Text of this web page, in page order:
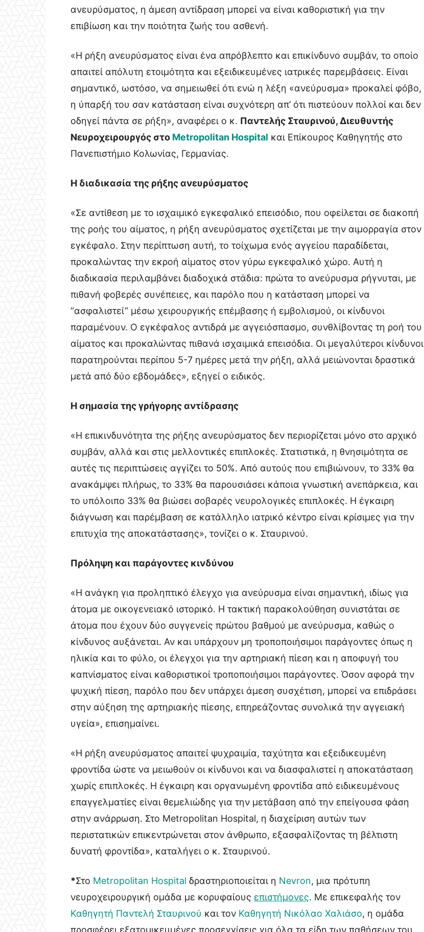
ανευρύσματος, η άμεση αντίδραση μπορεί να είναι καθοριστική για την
επιβίωση και την ποιότητα ζωής του ασθενή.
«Η ρήξη ανευρύσματος είναι ένα απρόβλεπτο και επικίνδυνο συμβάν, το οποίο
απαιτεί απόλυτη ετοιμότητα και εξειδικευμένες ιατρικές παρεμβάσεις. Είναι
σημαντικό, ωστόσο, να σημειωθεί ότι ενώ η λέξη «ανεύρυσμα» προκαλεί φόβο,
η ύπαρξή του σαν κατάσταση είναι συχνότερη απ’ ότι πιστεύουν πολλοί και δεν
οδηγεί πάντα σε ρήξη», αναφέρει ο κ. Παντελής Σταυρινού, Διευθυντής
Νευροχειρουργός στο Metropolitan Hospital και Επίκουρος Καθηγητής στο
Πανεπιστήμιο Κολωνίας, Γερμανίας.
Η διαδικασία της ρήξης ανευρύσματος
«Σε αντίθεση με το ισχαιμικό εγκεφαλικό επεισόδιο, που οφείλεται σε διακοπή
της ροής του αίματος, η ρήξη ανευρύσματος σχετίζεται με την αιμορραγία στον
εγκέφαλο. Στην περίπτωση αυτή, το τοίχωμα ενός αγγείου παραδίδεται,
προκαλώντας την εκροή αίματος στον γύρω εγκεφαλικό χώρο. Αυτή η
διαδικασία περιλαμβάνει διαδοχικά στάδια: πρώτα το ανεύρυσμα ρήγνυται, με
πιθανή φοβερές συνέπειες, και παρόλο που η κατάσταση μπορεί να
“ασφαλιστεί” μέσω χειρουργικής επέμβασης ή εμβολισμού, οι κίνδυνοι
παραμένουν. Ο εγκέφαλος αντιδρά με αγγειόσπασμο, συνθλίβοντας τη ροή του
αίματος και προκαλώντας πιθανά ισχαιμικά επεισόδια. Οι μεγαλύτεροι κίνδυνοι
παρατηρούνται περίπου 5-7 ημέρες μετά την ρήξη, αλλά μειώνονται δραστικά
μετά από δύο εβδομάδες», εξηγεί ο ειδικός.
Η σημασία της γρήγορης αντίδρασης
«Η επικινδυνότητα της ρήξης ανευρύσματος δεν περιορίζεται μόνο στο αρχικό
συμβάν, αλλά και στις μελλοντικές επιπλοκές. Στατιστικά, η θνησιμότητα σε
αυτές τις περιπτώσεις αγγίζει το 50%. Από αυτούς που επιβιώνουν, το 33% θα
ανακάμψει πλήρως, το 33% θα παρουσιάσει κάποια γνωστική ανεπάρκεια, και
το υπόλοιπο 33% θα βιώσει σοβαρές νευρολογικές επιπλοκές. Η έγκαιρη
διάγνωση και παρέμβαση σε κατάλληλο ιατρικό κέντρο είναι κρίσιμες για την
επιτυχία της αποκατάστασης», τονίζει ο κ. Σταυρινού.
Πρόληψη και παράγοντες κινδύνου
«Η ανάγκη για προληπτικό έλεγχο για ανεύρυσμα είναι σημαντική, ιδίως για
άτομα με οικογενειακό ιστορικό. Η τακτική παρακολούθηση συνιστάται σε
άτομα που έχουν δύο συγγενείς πρώτου βαθμού με ανεύρυσμα, καθώς ο
κίνδυνος αυξάνεται. Αν και υπάρχουν μη τροποποιήσιμοι παράγοντες όπως η
ηλικία και το φύλο, οι έλεγχοι για την αρτηριακή πίεση και η αποφυγή του
καπνίσματος είναι καθοριστικοί τροποποιήσιμοι παράγοντες. Όσον αφορά την
ψυχική πίεση, παρόλο που δεν υπάρχει άμεση συσχέτιση, μπορεί να επιδράσει
στην αύξηση της αρτηριακής πίεσης, επηρεάζοντας συνολικά την αγγειακή
υγεία», επισημαίνει.
«Η ρήξη ανευρύσματος απαιτεί ψυχραιμία, ταχύτητα και εξειδικευμένη
φροντίδα ώστε να μειωθούν οι κίνδυνοι και να διασφαλιστεί η αποκατάσταση
χωρίς επιπλοκές. Η έγκαιρη και οργανωμένη φροντίδα από ειδικευμένους
επαγγελματίες είναι θεμελιώδης για την μετάβαση από την επείγουσα φάση
στην ανάρρωση. Στο Metropolitan Hospital, η διαχείριση αυτών των
περιστατικών επικεντρώνεται στον άνθρωπο, εξασφαλίζοντας τη βέλτιστη
δυνατή φροντίδα», καταλήγει ο κ. Σταυρινού.
*Στο Metropolitan Hospital δραστηριοποιείται η Nevron, μια πρότυπη
νευροχειρουργική ομάδα με κορυφαίους επιστήμονες. Με επικεφαλής τον
Καθηγητή Παντελή Σταυρινού και τον Καθηγητή Νικόλαο Χαλιάσο, η ομάδα
προσφέρει εξατομικευμένες προσεγγίσεις για όλα τα είδη των παθήσεων του